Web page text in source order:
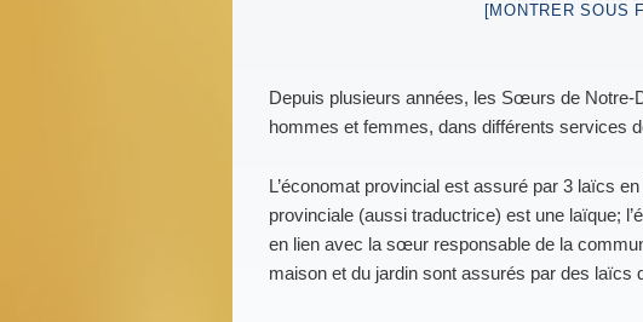
[MONTRER SOUS
Depuis plusieurs années, les Sœurs de
hommes et femmes, dans différents services
L’économat provincial est assuré par 3 laïcs
provinciale (aussi traductrice) est une laïque;
en lien avec la sœur responsable de la
maison et du jardin sont assurés par des